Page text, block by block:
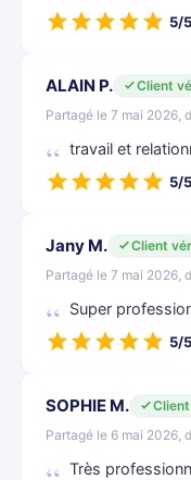
5/5
ALAIN P.
Client
Partagé le 7 mai 2026,
travail et
5/5
Jany M.
Client
Partagé le 7 mai 2026,
Super
5/5
SOPHIE M.
Partagé le 6 mai 2026,
Très